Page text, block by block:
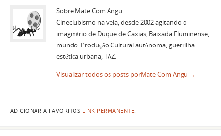
Sobre Mate Com Angu
Cineclubismo na veia, desde 2002 agitando o
imaginário de Duque de Caxias, Baixada Fluminense,
mundo. Produção Cultural autônoma, guerrilha
estética urbana, TAZ.
Visualizar todos os posts porMate Com Angu →
ADICIONAR A FAVORITOS LINK PERMANENTE